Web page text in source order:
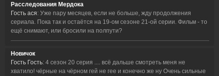
Расследования Мердока
Гость ася: Уже пару месяцев, если не больше, жду продолжения
сериала. Пока так и остаётся на 19-ом сезоне 21-ой серии. Фильм - то
ещё снимают, или бросили на полпути?
Новичок
Гость Гость: 4 сезон 20 серия .... всё дальше смотреть меня не
хватило! чёрные на чёрном гей не гее и конечно же ну Очень сильные